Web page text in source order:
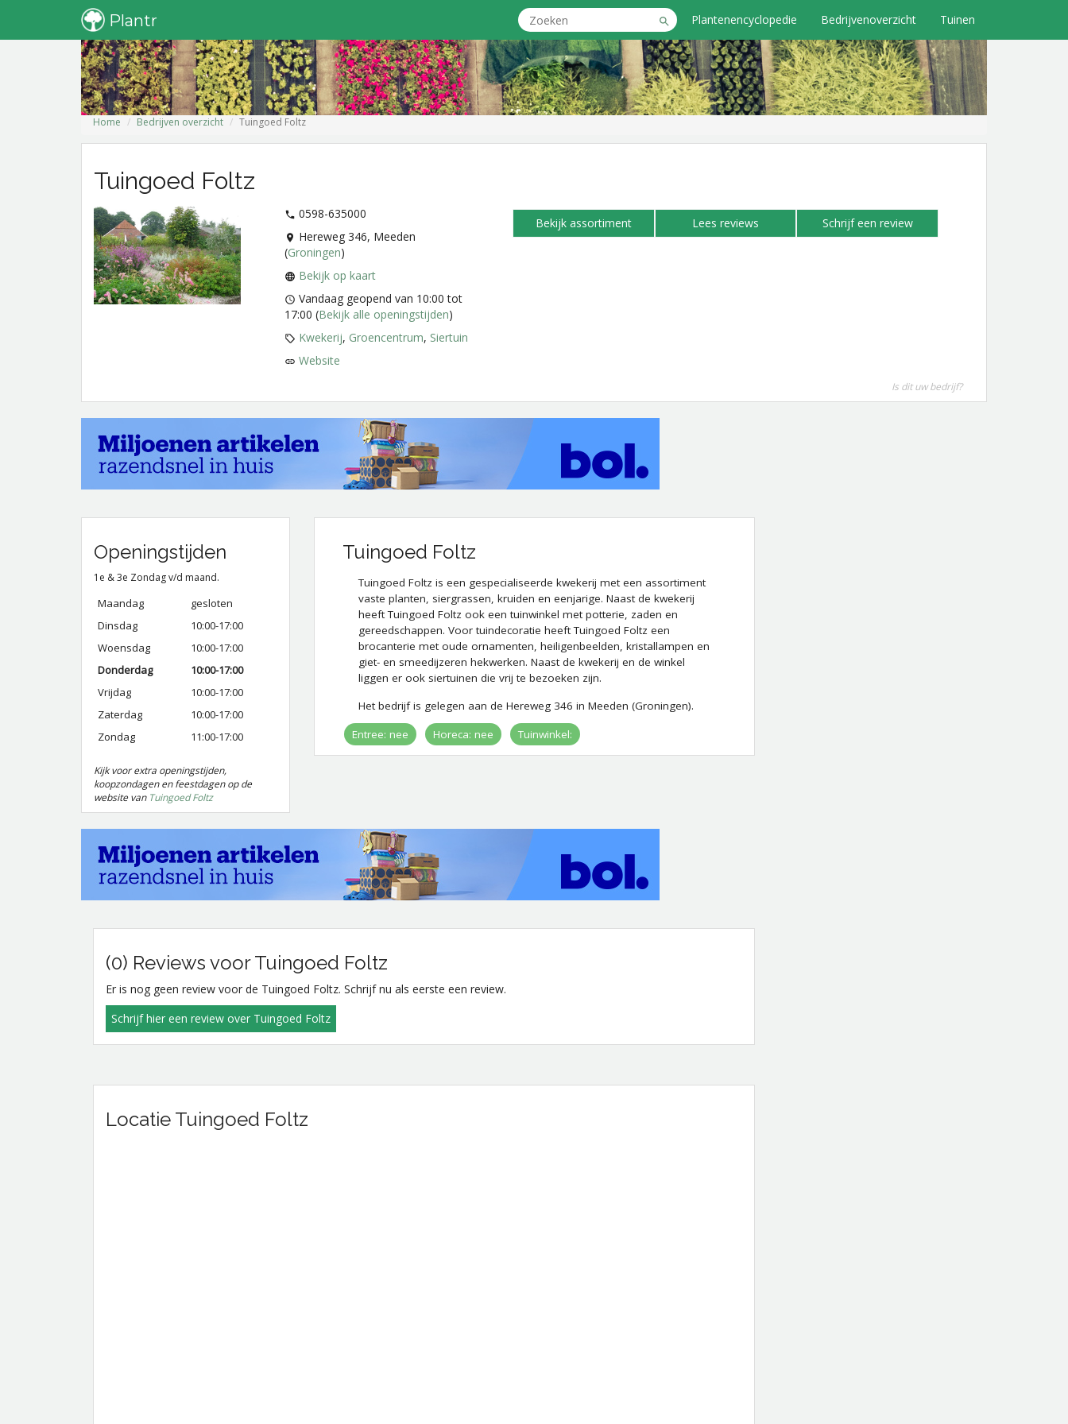
Plantr Plantenencyclopedie Bedrijvenoverzicht Tuinen
Home Bedrijven overzicht Tuingoed Foltz
Tuingoed Foltz
0598-635000
Hereweg 346, Meeden
(Groningen)
Bekijk op kaart
Vandaag geopend van 10:00 tot
17:00 (Bekijk alle openingstijden)
Kwekerij, Groencentrum, Siertuin
Website
Bekijk assortiment Lees reviews Schrijf een review
Is dit uw bedrijf?
Openingstijden
1e & 3e Zondag v/d maand.
Maandag
gesloten
Dinsdag
10:00-17:00
Woensdag
10:00-17:00
Donderdag
10:00-17:00
Vrijdag
10:00-17:00
Zaterdag
10:00-17:00
Zondag
11:00-17:00
Kijk voor extra openingstijden,
koopzondagen en feestdagen op de
website van Tuingoed Foltz
Tuingoed Foltz
Tuingoed Foltz is een gespecialiseerde kwekerij met een assortiment
vaste planten, siergrassen, kruiden en eenjarige. Naast de kwekerij
heeft Tuingoed Foltz ook een tuinwinkel met potterie, zaden en
gereedschappen. Voor tuindecoratie heeft Tuingoed Foltz een
brocanterie met oude ornamenten, heiligenbeelden, kristallampen en
giet- en smeedijzeren hekwerken. Naast de kwekerij en de winkel
liggen er ook siertuinen die vrij te bezoeken zijn.
Het bedrijf is gelegen aan de Hereweg 346 in Meeden (Groningen).
Entree: nee
Horeca: nee Tuinwinkel:
(0) Reviews voor Tuingoed Foltz
Er is nog geen review voor de Tuingoed Foltz. Schrijf nu als eerste een review.
Schrijf hier een review over Tuingoed Foltz
Locatie Tuingoed Foltz